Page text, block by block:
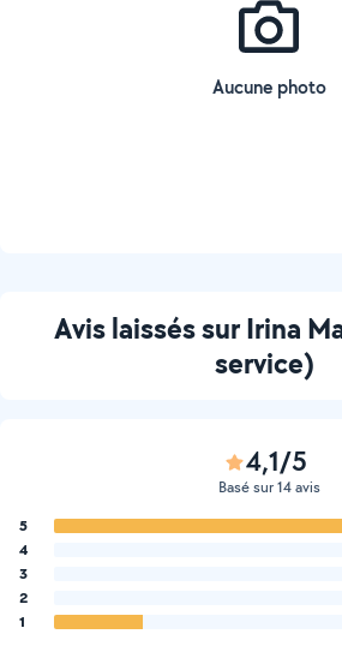
Aucune photo
Avis laissés sur Irina
service)
4,1/5
Basé sur 14 avis
5
4
3
2
1